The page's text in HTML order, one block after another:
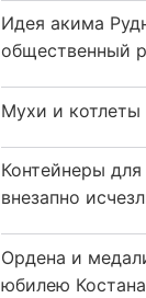
Идея акима
общественный
Мухи и котлеты
Контейнеры
внезапно
Ордена и
юбилею